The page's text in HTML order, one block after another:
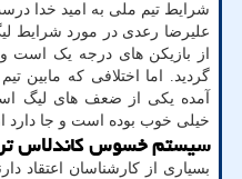
شرایط تیم ملی به امید خدا
علیرضا رعدی در مورد شرایط
از بازیکن های درجه یک است و
گردید. اما اختلافی که مابین
آمده یکی از ضعف های لیگ
خیلی خوب بوده است و جا دارد
سیستم خسوس کاندلاس
بسیاری از کارشناسان اعتقاد